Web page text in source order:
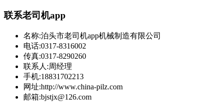
联系老司机app
名称:泊头市老司机app机械制造有限公司
电话:0317-8316002
传真:0317-8290260
联系人:周经理
手机:18831702213
网址:http://www.china-pilz.com
邮箱:bjstjx@126.com